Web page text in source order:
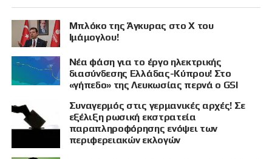
Μπλόκο της Άγκυρας στο X του
Ιμάμογλου!
Νέα φάση για το έργο ηλεκτρικής
διασύνδεσης Ελλάδας-Κύπρου! Στο
«γήπεδο» της Λευκωσίας περνά ο GSI
Συναγερμός στις γερμανικές αρχές! Σε
εξέλιξη ρωσική εκστρατεία
παραπληροφόρησης ενόψει των
περιφερειακών εκλογών